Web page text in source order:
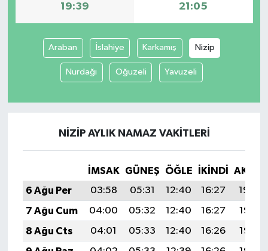
19:39 21:05
Araban İslahiye Karkamış Nizip
Nurdağı Oğuzeli Yavuzeli
NIZIP AYLIK NAMAZ VAKITLERI
İMSAK GÜNEŞ ÖĞLE İKINDI
6 Ağu Per
03:58 05:31 12:40 16:27
19:39
7 Ağu Cum
04:00 05:32 12:40 16:27
19:38
8 Ağu Cts
04:01 05:33 12:40 16:26
19:37